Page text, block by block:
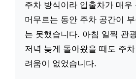
주차 방식이라 입출차가 매우
머무르는 동안 주차 공간이
는 못했습니다. 아침 일찍 관
저녁 늦게 돌아왔을 때도 주
려움이 없었습니다.